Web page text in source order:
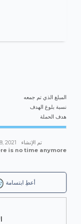
المبلغ الذي تم جمعه
نسبة بلوغ الهدف
هدف الحملة
تم الإنشاء
2021
is no time anymore
أعطِ ابتسامة